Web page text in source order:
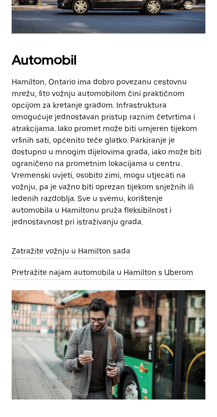
Automobil
Hamilton, Ontario ima dobro povezanu cestovnu
mrežu, što vožnju automobilom čini praktičnom
opcijom za kretanje gradom. Infrastruktura
omogućuje jednostavan pristup raznim četvrtima i
atrakcijama. Iako promet može biti umjeren tijekom
vršnih sati, općenito teče glatko. Parkiranje je
dostupno u mnogim dijelovima grada, iako može biti
ograničeno na prometnim lokacijama u centru.
Vremenski uvjeti, osobito zimi, mogu utjecati na
vožnju, pa je važno biti oprezan tijekom snježnih ili
ledenih razdoblja. Sve u svemu, korištenje
automobila u Hamiltonu pruža fleksibilnost i
jednostavnost pri istraživanju grada.
Zatražite vožnju u Hamilton sada
Pretražite najam automobila u Hamilton s Uberom